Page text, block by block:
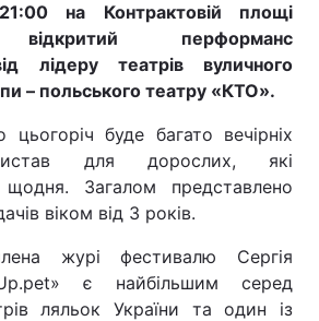
на Контрактовій площі
відкритий перформанс
лідеру театрів вуличного
– польського театру «КТО».
буде багато вечірніх
для дорослих, які
щодня. Загалом представлено
віком від 3 років.
журі фестивалю Сергія
є найбільшим серед
ляльок України та один із